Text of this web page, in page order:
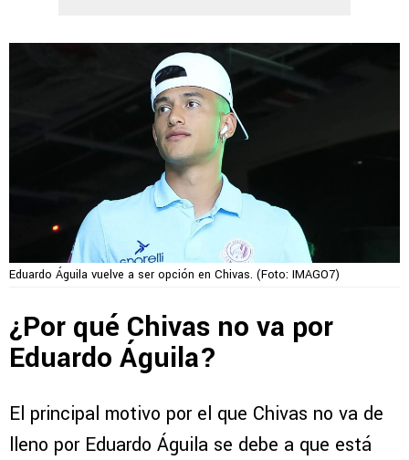
Eduardo Águila vuelve a ser opción en Chivas. (Foto: IMAGO7)
¿Por qué Chivas no va por
Eduardo Águila?
El principal motivo por el que Chivas no va de
lleno por Eduardo Águila se debe a que está